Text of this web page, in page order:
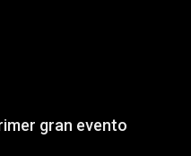
gran evento